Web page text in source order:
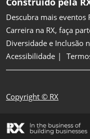
Descubra mais eventos
Carreira na RX, faça
Diversidade e Inclusão
Acessibilidade
Copyright © RX